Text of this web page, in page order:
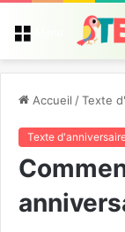
Accueil /Texte
Texte